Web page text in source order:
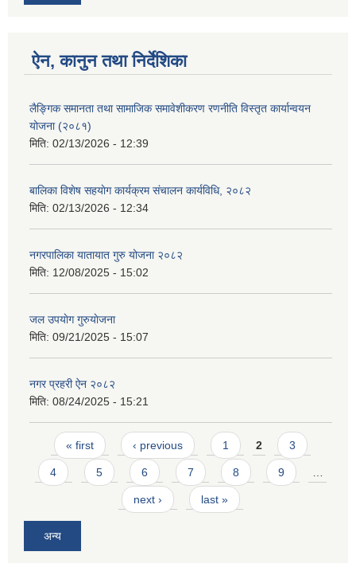
ऐन, कानुन तथा निर्देशिका
लैङ्गिक समानता तथा सामाजिक समावेशीकरण रणनीति विस्तृत कार्यान्वयन
योजना (२०८१)
मिति: 02/13/2026 - 12:39
बालिका विशेष सहयाेग कार्यक्रम स‌ंचालन कार्यविधि, २०८२
मिति: 02/13/2026 - 12:34
नगरपालिका यातायात गुरु योजना २०८२
मिति: 12/08/2025 - 15:02
जल उपयाेग गुरुयाेजना
मिति: 09/21/2025 - 15:07
नगर प्रहरी ऐन २०८२
मिति: 08/24/2025 - 15:21
Pages
« first ‹ previous 1 2 3
4 5 6 7 8 9
next › last »
अन्य